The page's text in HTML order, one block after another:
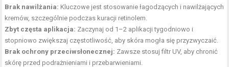
Brak nawilżania: Kluczowe jest stosowanie łagodzących i nawilżających
kremów, szczególnie podczas kuracji retinolem.
Zbyt częsta aplikacja: Zaczynaj od 1–2 aplikacji tygodniowo i
stopniowo zwiększaj częstotliwość, aby skóra mogła się przyzwyczaić.
Brak ochrony przeciwsłonecznej: Zawsze stosuj filtr UV, aby chronić
skórę przed podrażnieniami i przebarwieniami.